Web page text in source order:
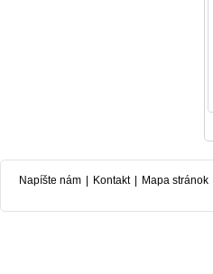
Napíšte nám Kontakt Mapa stránok